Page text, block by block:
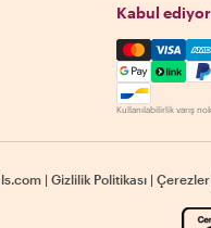
Kabul
Kullanılabilirlik varış
| Gizlilik Politikası | Çerezler